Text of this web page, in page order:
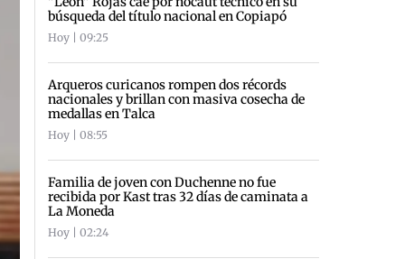
búsqueda del título nacional en Copiapó
Hoy | 09:25
Arqueros curicanos rompen dos récords
nacionales y brillan con masiva cosecha de
medallas en Talca
Hoy | 08:55
Familia de joven con Duchenne no fue
recibida por Kast tras 32 días de caminata a
La Moneda
Hoy | 02:24